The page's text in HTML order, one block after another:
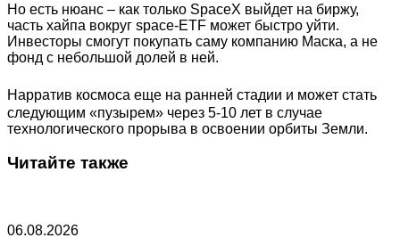
Но есть нюанс – как только SpaceX выйдет на биржу,
часть хайпа вокруг space-ETF может быстро уйти.
Инвесторы смогут покупать саму компанию Маска, а не
фонд с небольшой долей в ней.
Нарратив космоса еще на ранней стадии и может стать
следующим «пузырем» через 5-10 лет в случае
технологического прорыва в освоении орбиты Земли.
Читайте также
06.08.2026